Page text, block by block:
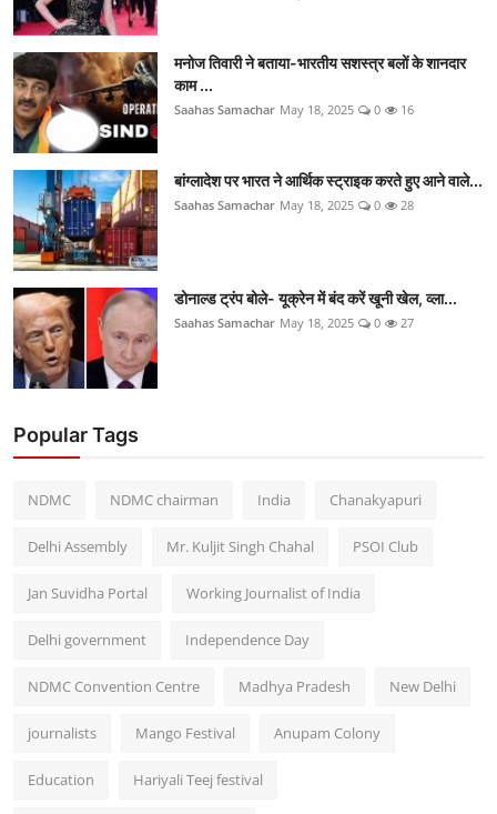
मनोज तिवारी ने बताया-भारतीय सशस्त्र बलों के शानदार
काम ...
Saahas Samachar May 18, 2025 0 16
बांग्लादेश पर भारत ने आर्थिक स्ट्राइक करते हुए आने वाले...
Saahas Samachar May 18, 2025 0 28
डोनाल्ड ट्रंप बोले- यूक्रेन में बंद करें खूनी खेल, व्ला...
Saahas Samachar May 18, 2025 0 27
Popular Tags
NDMC NDMC chairman India Chanakyapuri
Delhi Assembly Mr. Kuljit Singh Chahal PSOI Club
Jan Suvidha Portal Working Journalist of India
Delhi government Independence Day
NDMC Convention Centre Madhya Pradesh New Delhi
journalists Mango Festival Anupam Colony
Education Hariyali Teej festival